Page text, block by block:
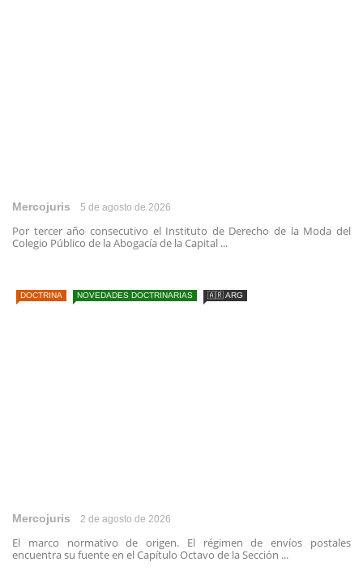
Mercojuris 5 de agosto de 2026
Por tercer año consecutivo el Instituto de Derecho de la Moda del
Colegio Público de la Abogacía de la Capital ...
DOCTRINA NOVEDADES DOCTRINARIAS 🇦🇷 ARG
Mercojuris 2 de agosto de 2026
El marco normativo de origen. El régimen de envíos postales
encuentra su fuente en el Capítulo Octavo de la Sección ...